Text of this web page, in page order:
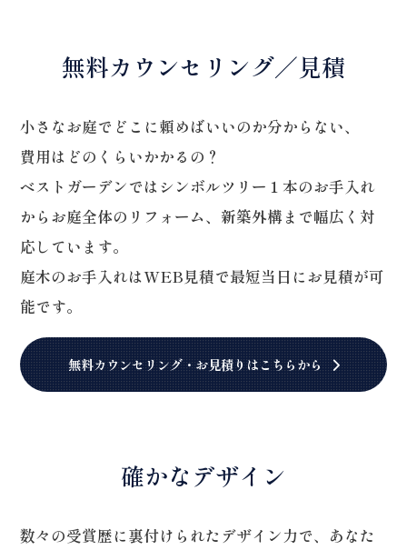
無料カウンセリング／見積
小さなお庭でどこに頼めばいいのか分からない、
費用はどのくらいかかるの？
ベストガーデンではシンボルツリー１本のお手入れ
からお庭全体のリフォーム、新築外構まで幅広く対
応しています。
庭木のお手入れはWEB見積で最短当日にお見積が可
能です。
無料カウンセリング・お見積りはこちらから
確かなデザイン
数々の受賞歴に裏付けられたデザイン力で、あなた